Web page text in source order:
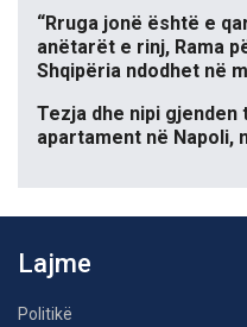
“Rruga jonë është e
anëtarët e rinj, Rama
Shqipëria ndodhet në
Tezja dhe nipi gjenden
apartament në
Lajme
Politikë